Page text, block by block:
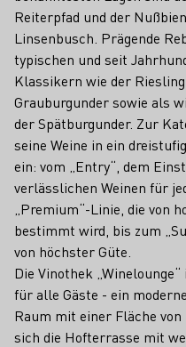
Reiterpfad und der
Linsenbusch. Prägende
typischen und seit
Klassikern wie der
Grauburgunder sowie als
der Spätburgunder. Zur
seine Weine in ein
ein: vom „Entry“, dem
verlässlichen Weinen für
„Premium“-Linie, die von
bestimmt wird, bis zum
von höchster Güte.
Die Vinothek
für alle Gäste - ein
Raum mit einer Fläche
sich die Hofterrasse mit